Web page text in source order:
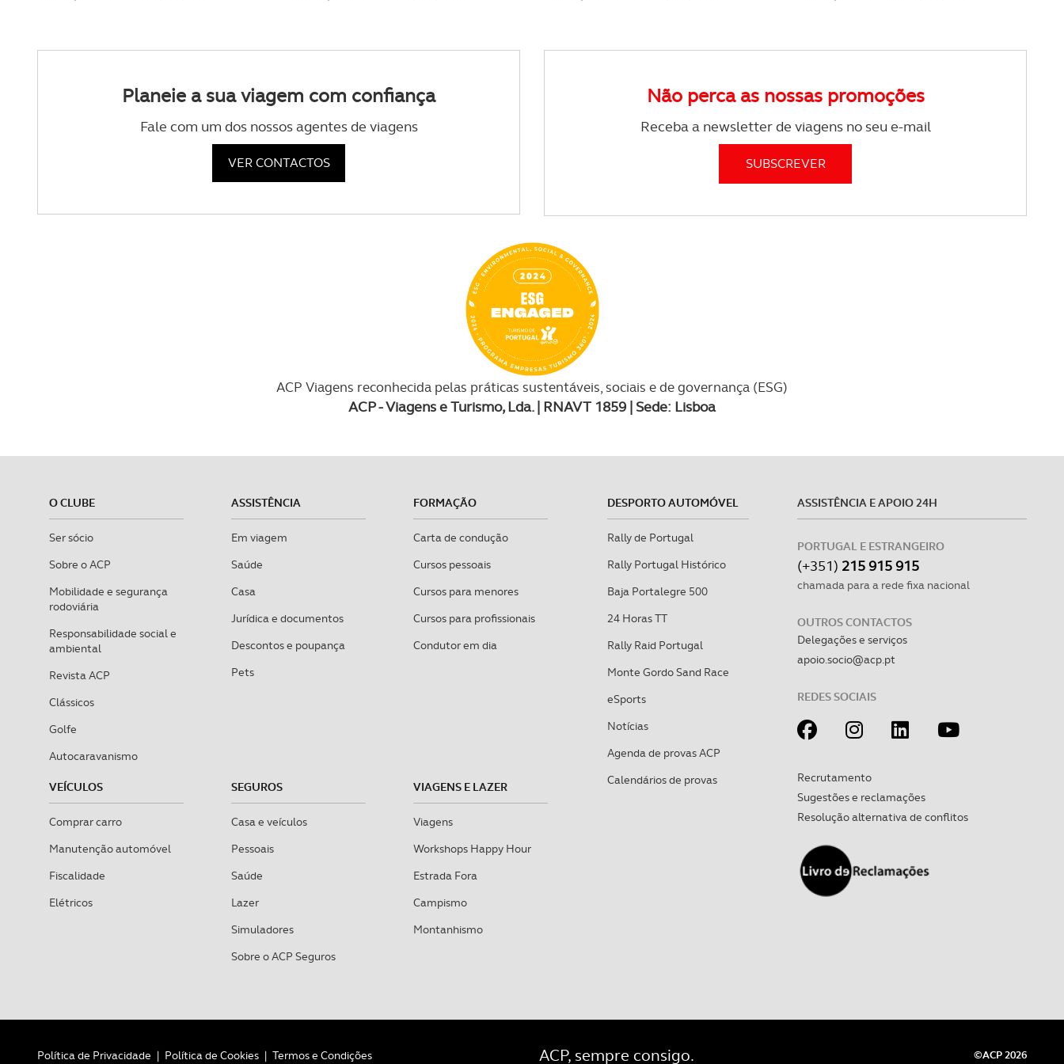
Consulte a política de cookies do site.
Planeie a sua viagem com confiança
Fale com um dos nossos agentes de viagens
VER CONTACTOS
Não perca as nossas promoções
Receba a newsletter de viagens no seu e-mail
ACP Viagens reconhecida pelas práticas sustentáveis, sociais e de governança (ESG)
ACP - Viagens e Turismo, Lda. | RNAVT 1859 | Sede: Lisboa
O CLUBE
Ser sócio
Sobre o ACP
Mobilidade e segurança
rodoviária
Responsabilidade social e
ambiental
Revista ACP
Clássicos
Golfe
Autocaravanismo
ASSISTÊNCIA
Em viagem
Saúde
Casa
Jurídica e documentos
Descontos e poupança
Pets
FORMAÇÃO
Carta de condução
Cursos pessoais
Cursos para menores
Cursos para profissionais
Condutor em dia
VEÍCULOS
Comprar carro
Manutenção automóvel
Fiscalidade
Elétricos
SEGUROS
Casa e veículos
Pessoais
Saúde
Lazer
Simuladores
Sobre o ACP Seguros
VIAGENS E LAZER
Viagens
Workshops Happy Hour
Estrada Fora
Campismo
Montanhismo
DESPORTO AUTOMÓVEL
Rally de Portugal
Rally Portugal Histórico
Baja Portalegre 500
24 Horas TT
Rally Raid Portugal
Monte Gordo Sand Race
eSports
Notícias
Agenda de provas ACP
Calendários de provas
ASSISTÊNCIA E APOIO 24H
PORTUGAL E ESTRANGEIRO
(+351) 215 915 915
chamada para a rede fixa nacional
OUTROS CONTACTOS
Delegações e serviços
apoio.socio@acp.pt
REDES SOCIAIS
Recrutamento
Sugestões e reclamações
Resolução alternativa de conflitos
Política de Privacidade | Política de Cookies | Termos e Condições ACP, sempre consigo. ©ACP 2026